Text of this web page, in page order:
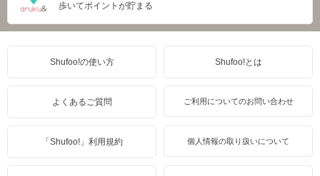
歩いてポイントが貯まる
Shufoo!の使い方 Shufoo!とは
よくあるご質問 ご利用についてのお問い合わせ
「Shufoo!」利用規約 個人情報の取り扱いについて